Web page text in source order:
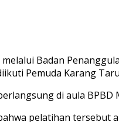
Badan
Pemuda Karang
di aula BPBD
pelatihan